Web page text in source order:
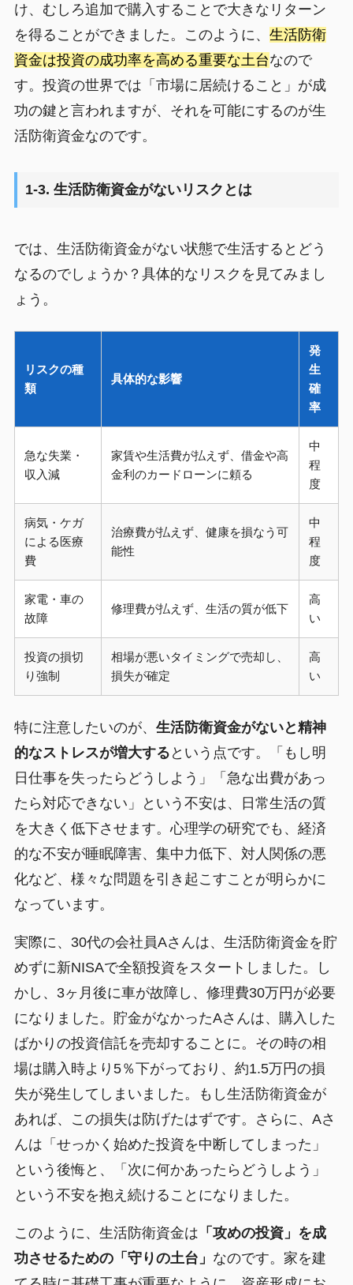
け、むしろ追加で購入することで大きなリターン
を得ることができました。このように、 生活防衛
資金は投資の成功率を高める重要な土台なので
す。投資の世界では「市場に居続けること」が成
功の鍵と言われますが、それを可能にするのが生
活防衛資金なのです。
1-3. 生活防衛資金がないリスクとは
では、生活防衛資金がない状態で生活するとどう
なるのでしょうか？具体的なリスクを見てみまし
ょう。
リスクの種
類
具体的な影響
発
生
確
率
急な失業・
収入減
家賃や生活費が払えず、借金や高
金利のカードローンに頼る
中
程
度
病気・ケガ
による医療
費
治療費が払えず、健康を損なう可
能性
中
程
度
家電・車の
故障
修理費が払えず、生活の質が低下
高
い
投資の損切
り強制
相場が悪いタイミングで売却し、
損失が確定
高
い
特に注意したいのが、 生活防衛資金がないと精神
的なストレスが増大する という点です。「もし明
日仕事を失ったらどうしよう」「急な出費があっ
たら対応できない」という不安は、日常生活の質
を大きく低下させます。心理学の研究でも、経済
的な不安が睡眠障害、集中力低下、対人関係の悪
化など、様々な問題を引き起こすことが明らかに
なっています。
実際に、30代の会社員Aさんは、生活防衛資金を貯
めずに新NISAで全額投資をスタートしました。し
かし、3ヶ月後に車が故障し、修理費30万円が必要
になりました。貯金がなかったAさんは、購入した
ばかりの投資信託を売却することに。その時の相
場は購入時より5％下がっており、約1.5万円の損
失が発生してしまいました。もし生活防衛資金が
あれば、この損失は防げたはずです。さらに、Aさ
んは「せっかく始めた投資を中断してしまった」
という後悔と、「次に何かあったらどうしよう」
という不安を抱え続けることになりました。
このように、生活防衛資金は 「攻めの投資」を成
功させるための「守りの土台」 なのです。家を建